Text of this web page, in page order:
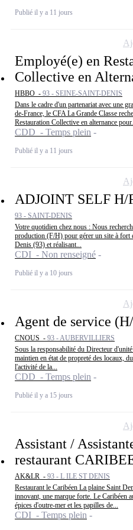
Publié il y a 11 jours
Employé(e) en
Collective en
HBBO - 93 - SEINE-SAINT-DENIS
Dans le cadre d'un partenariat avec une
de-France, le CFA La Grande Classe
Restauration Collective en alternance
CDD - Temps plein
Publié il y a 11 jours
ADJOINT SELF H/
93 - SAINT-DENIS
Votre quotidien chez nous : Nous
production (F/H) pour gérer un site à fort
Denis (93) et réalisant...
CDI - Non renseigné
Publié il y a 10 jours
Agent de service
CNOUS - 93 - AUBERVILLIERS
Sous la responsabilité du Directeur
maintien en état de propreté des locaux,
l'activité de la...
CDD - Temps plein
Publié il y a 15 jours
Assistant /
restaurant
AK&LR - 93 - L ILE ST DENIS
Restaurant le Caribéen La plaine Saint
innovant, une marque forte. Le Caribéen
épices d'outre-mer et les papilles de...
CDI - Temps plein